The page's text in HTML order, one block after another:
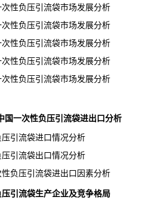
负压引流袋市场发展分析
负压引流袋市场发展分析
负压引流袋市场发展分析
负压引流袋市场发展分析
负压引流袋市场发展分析
国一次性负压引流袋进出口分析
引流袋进口情况分析
引流袋出口情况分析
压引流袋进出口因素分析
引流袋生产企业及竞争格局